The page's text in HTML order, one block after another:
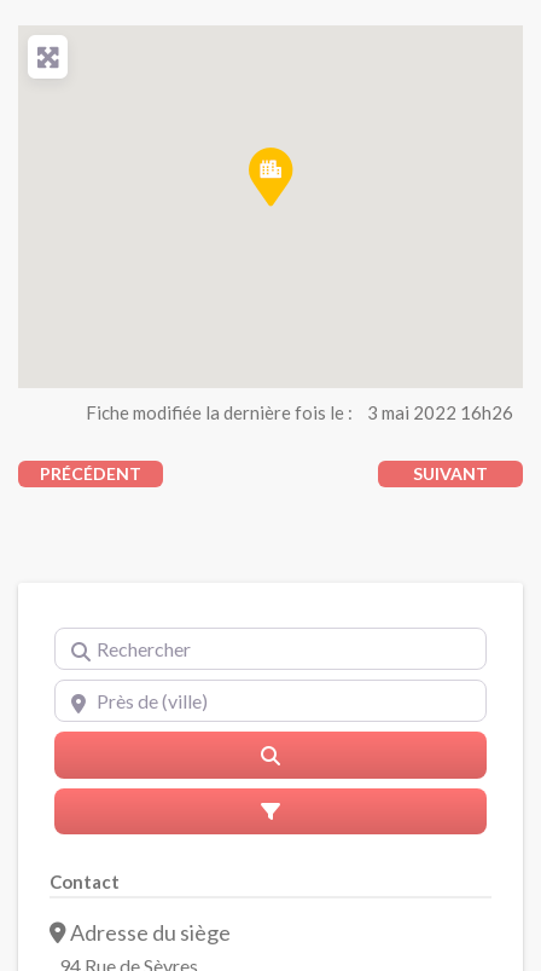
Fiche modifiée la dernière fois le : 3 mai 2022 16h26
PRÉCÉDENT SUIVANT
Rechercher
Près de (ville)
Advanced Filters
Contact
Adresse du siège
94 Rue de Sèvres